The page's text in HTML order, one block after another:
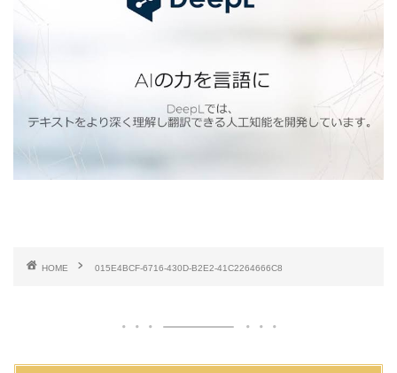
HOME 015E4BCF-6716-430D-B2E2-41C2264666C8